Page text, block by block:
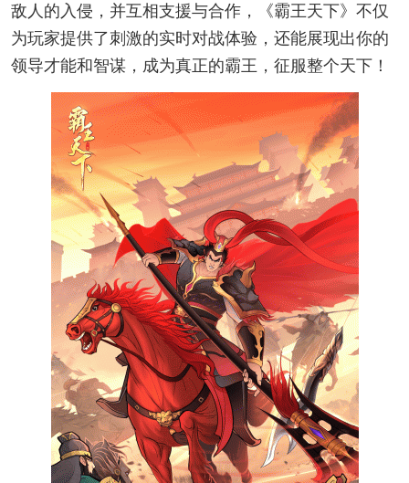
敌人的入侵，并互相支援与合作，《霸王天下》不仅
为玩家提供了刺激的实时对战体验，还能展现出你的
领导才能和智谋，成为真正的霸王，征服整个天下！